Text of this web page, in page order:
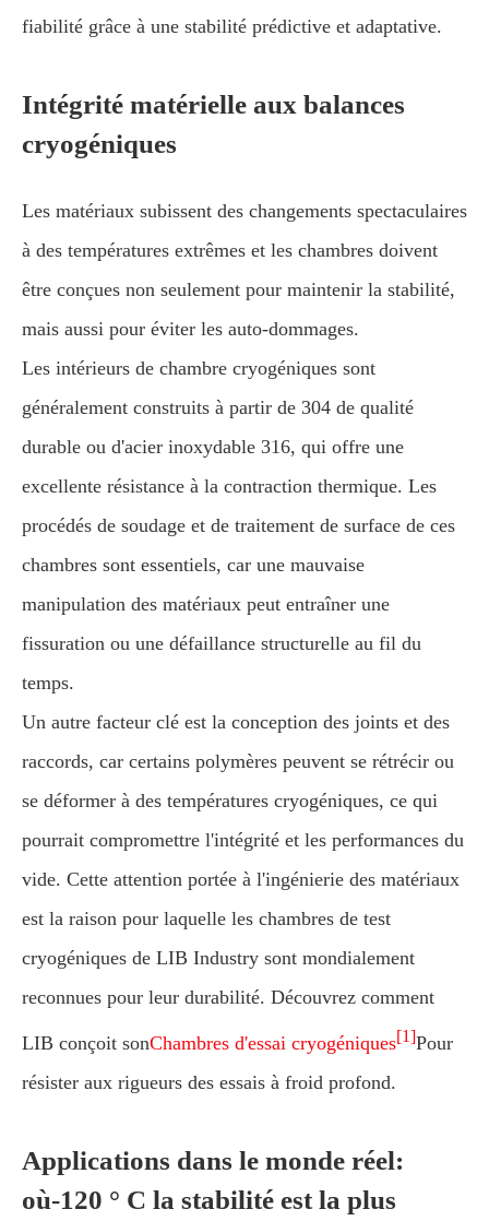
fiabilité grâce à une stabilité prédictive et adaptative.
Intégrité matérielle aux balances
cryogéniques
Les matériaux subissent des changements spectaculaires
à des températures extrêmes et les chambres doivent
être conçues non seulement pour maintenir la stabilité,
mais aussi pour éviter les auto-dommages.
Les intérieurs de chambre cryogéniques sont
généralement construits à partir de 304 de qualité
durable ou d'acier inoxydable 316, qui offre une
excellente résistance à la contraction thermique. Les
procédés de soudage et de traitement de surface de ces
chambres sont essentiels, car une mauvaise
manipulation des matériaux peut entraîner une
fissuration ou une défaillance structurelle au fil du
temps.
Un autre facteur clé est la conception des joints et des
raccords, car certains polymères peuvent se rétrécir ou
se déformer à des températures cryogéniques, ce qui
pourrait compromettre l'intégrité et les performances du
vide. Cette attention portée à l'ingénierie des matériaux
est la raison pour laquelle les chambres de test
cryogéniques de LIB Industry sont mondialement
reconnues pour leur durabilité. Découvrez comment
LIB conçoit sonChambres d'essai cryogéniques[1]Pour
résister aux rigueurs des essais à froid profond.
Applications dans le monde réel:
où-120 ° C la stabilité est la plus